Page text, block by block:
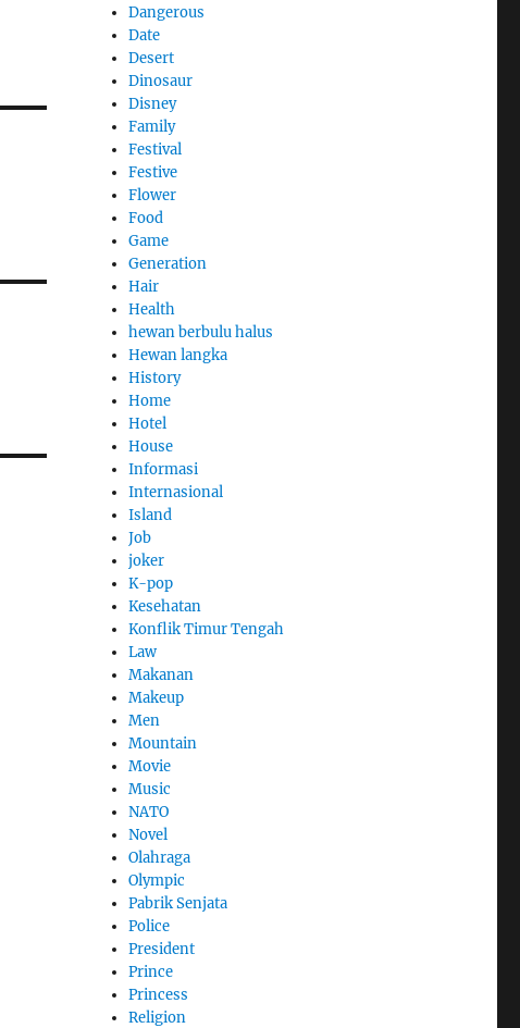
Dangerous
Date
Desert
Dinosaur
Disney
Family
Festival
Festive
Flower
Food
Game
Generation
Hair
Health
hewan berbulu halus
Hewan langka
History
Home
Hotel
House
Informasi
Internasional
Island
Job
joker
K-pop
Kesehatan
Konflik Timur Tengah
Law
Makanan
Makeup
Men
Mountain
Movie
Music
NATO
Novel
Olahraga
Olympic
Pabrik Senjata
Police
President
Prince
Princess
Religion